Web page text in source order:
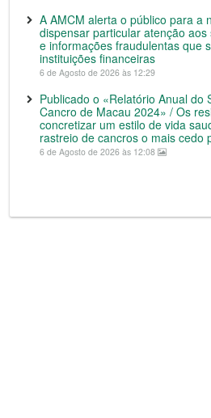
A AMCM alerta o público para a
dispensar particular atenção
e informações fraudulentas que
instituições financeiras
6 de Agosto de 2026 às 12:29
Publicado o «Relatório Anual do
Cancro de Macau 2024» / Os
concretizar um estilo de vida
rastreio de cancros o mais cedo
6 de Agosto de 2026 às 12:08